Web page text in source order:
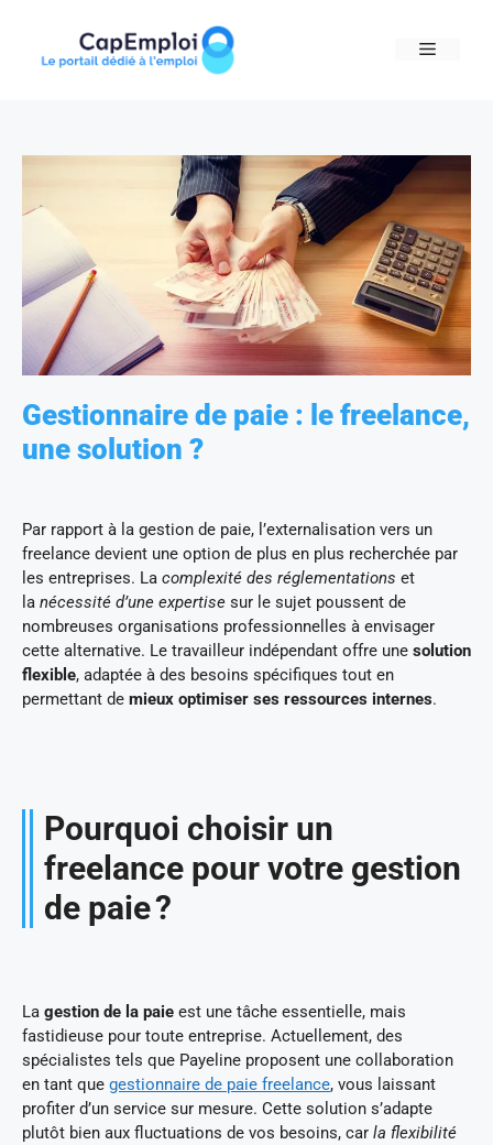
content
MENU
Gestionnaire de paie : le freelance,
une solution ?
Par rapport à la gestion de paie, l’externalisation vers un
freelance devient une option de plus en plus recherchée par
les entreprises. La complexité des réglementations et
la nécessité d’une expertise sur le sujet poussent de
nombreuses organisations professionnelles à envisager
cette alternative. Le travailleur indépendant offre une solution
flexible, adaptée à des besoins spécifiques tout en
permettant de mieux optimiser ses ressources internes.
Pourquoi choisir un
freelance pour votre gestion
de paie ?
La gestion de la paie est une tâche essentielle, mais
fastidieuse pour toute entreprise. Actuellement, des
spécialistes tels que Payeline proposent une collaboration
en tant que gestionnaire de paie freelance, vous laissant
profiter d’un service sur mesure. Cette solution s’adapte
plutôt bien aux fluctuations de vos besoins, car la flexibilité